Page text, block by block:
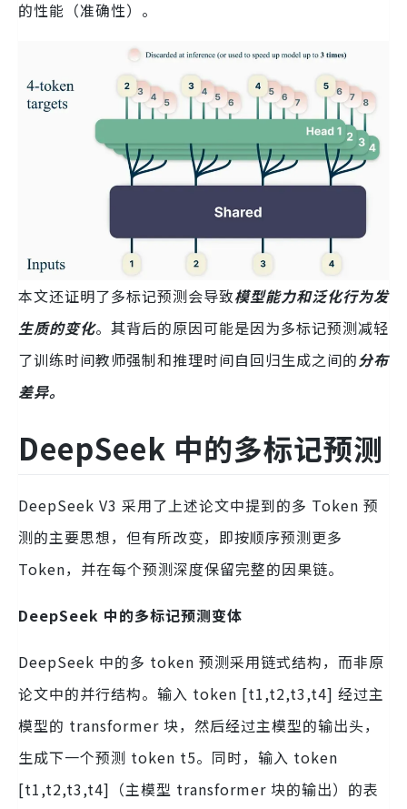
的性能（准确性）。
本文还证明了多标记预测会导致模型能力和泛化行为发
生质的变化。其背后的原因可能是因为多标记预测减轻
了训练时间教师强制和推理时间自回归生成之间的分布
差异。
DeepSeek 中的多标记预测
DeepSeek V3 采用了上述论文中提到的多 Token 预
测的主要思想，但有所改变，即按顺序预测更多
Token，并在每个预测深度保留完整的因果链。
DeepSeek 中的多标记预测变体
DeepSeek 中的多 token 预测采用链式结构，而非原
论文中的并行结构。输入 token [t1,t2,t3,t4] 经过主
模型的 transformer 块，然后经过主模型的输出头，
生成下一个预测 token t5。同时，输入 token
[t1,t2,t3,t4]（主模型 transformer 块的输出）的表